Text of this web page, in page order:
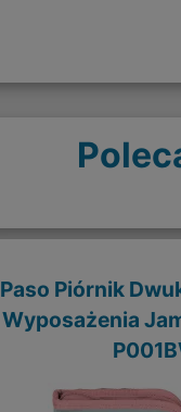
Paso Piórnik
Wyposażenia